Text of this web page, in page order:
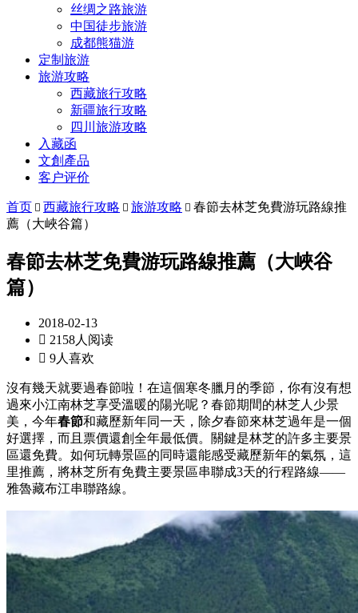
丝绸之路旅游
中国徒步旅游
成都熊猫游
定制旅游
旅游攻略
西藏旅行攻略
新疆旅行攻略
四川旅游攻略
入藏函
文創產品
客户评价
首页  西藏旅行攻略  旅游攻略  春節去林芝免費游玩路線推
薦（大峽谷篇）
春節去林芝免費游玩路線推薦（大峽谷
篇）
2018-02-13
 2158人阅读
 9人喜欢
沒有幾天就要過春節啦！在這個寒冬臘月的季節，你有沒有想
過來小江南林芝享受溫暖的陽光呢？春節期間的林芝人少景
美，今年春節和藏歷新年同一天，除夕春節來林芝過年是一個
好選擇，而且票價還創全年最低價。關鍵是林芝的許多主要景
區還免費。如何玩轉景區的同時還能感受藏歷新年的氣氛，這
里推薦，將林芝所有免費主要景區串聯成3天的行程路線——
雅魯藏布江串聯路線。